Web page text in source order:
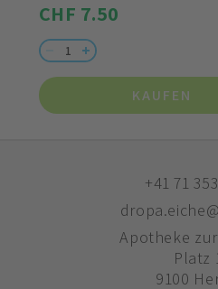
CHF 7.50
KAUFEN
+41 71
Apotheke zur
Platz
9100